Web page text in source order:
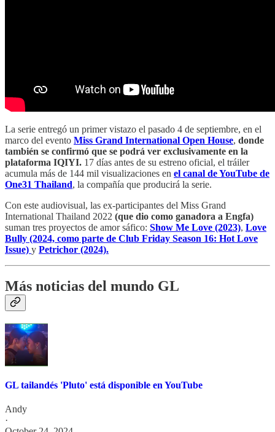
La serie entregó un primer vistazo el pasado 4 de septiembre, en el
marco del evento Miss Grand International Open House, donde
también se confirmó que se podrá ver exclusivamente en la
plataforma IQIYI. 17 días antes de su estreno oficial, el tráiler
acumula más de 144 mil visualizaciones en el canal de YouTube de
One31 Thailand, la compañía que producirá la serie.
Con este audiovisual, las ex-participantes del Miss Grand
International Thailand 2022 (que dio como ganadora a Engfa)
suman tres proyectos de amor sáfico: Show Me Love (2023), Love
Bully (2024, como parte de Club Friday Season 16: Hot Love
Issue) y Petrichor (2024).
Más noticias del mundo GL
GL tailandés 'Pluto' está disponible en YouTube
Andy
·